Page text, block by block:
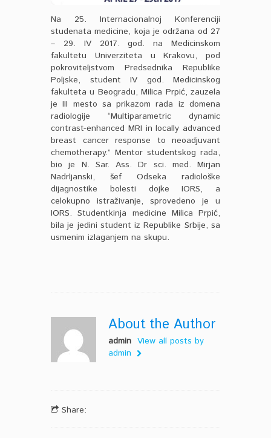
Na 25. Internacionalnoj Konferenciji
studenata medicine, koja je održana od 27
– 29. IV 2017. god. na Medicinskom
fakultetu Univerziteta u Krakovu, pod
pokroviteljstvom Predsednika Republike
Poljske, student IV god. Medicinskog
fakulteta u Beogradu, Milica Prpić, zauzela
je III mesto sa prikazom rada iz domena
radiologije “Multiparametric dynamic
contrast-enhanced MRI in locally advanced
breast cancer response to neoadjuvant
chemotherapy.” Mentor studentskog rada,
bio je N. Sar. Ass. Dr sci. med. Mirjan
Nadrljanski, šef Odseka radiološke
dijagnostike bolesti dojke IORS, a
celokupno istraživanje, sprovedeno je u
IORS. Studentkinja medicine Milica Prpić,
bila je jedini student iz Republike Srbije, sa
usmenim izlaganjem na skupu.
About the Author
admin View all posts by
admin
Share: